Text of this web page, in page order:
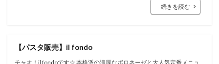
続きを読む
【パスタ販売】il fondo
チャオ！il fondoです☆ 本格派の濃厚なボロネーゼと大人気定番メニュ